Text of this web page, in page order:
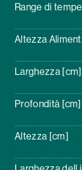
Range di
Altezza
Larghezza [cm]
Profondità [cm]
Altezza [cm]